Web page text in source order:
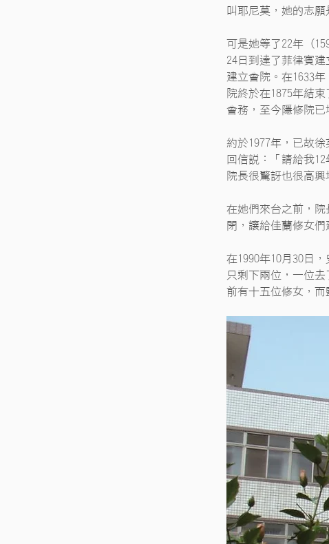
叫耶尼莫，她的志
可是她等了22年
24日到達了菲律賓
建立會院。在1633
院終於在1875年結
會務，至今隱修院已
約於1977年，已故
回信說：「請給我
院長很驚訝也很高
在她們來台之前，
閉，讓給佳蘭修女們
在1990年10月30日
只剩下兩位，一位
前有十五位修女，而